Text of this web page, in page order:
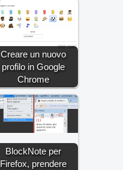
Creare un nuovo
profilo in Google
Chrome
BlockNote per
Firefox, prendere